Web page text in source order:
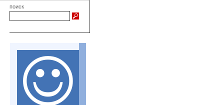
поиск